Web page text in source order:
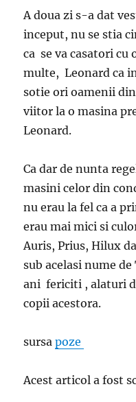
A doua zi s-a dat
inceput, nu se stia
ca se va casatori
multe, Leonard ca
sotie ori oamenii
viitor la o masina
Leonard.
Ca dar de nunta
masini celor din
nu erau la fel ca a
erau mai mici si
Auris, Prius, Hilux
sub acelasi nume
ani fericiti , alaturi
copii acestora.
sursapoze
Acest articol a fost